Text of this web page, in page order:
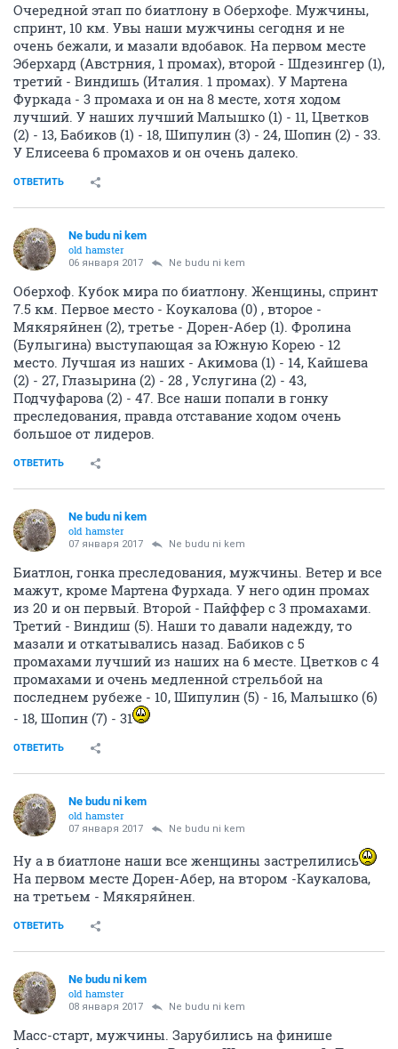
Очередной этап по биатлону в Оберхофе. Мужчины,
спринт, 10 км. Увы наши мужчины сегодня и не
очень бежали, и мазали вдобавок. На первом месте
Эберхард (Австрния, 1 промах), второй - Шдезингер (1),
третий - Виндишь (Италия. 1 промах). У Мартена
Фуркада - 3 промаха и он на 8 месте, хотя ходом
лучший. У наших лучший Малышко (1) - 11, Цветков
(2) - 13, Бабиков (1) - 18, Шипулин (3) - 24, Шопин (2) - 33.
У Елисеева 6 промахов и он очень далеко.
ОТВЕТИТЬ
Ne budu ni kem
old hamster
06 января 2017 Ne budu ni kem
Оберхоф. Кубок мира по биатлону. Женщины, спринт
7.5 км. Первое место - Коукалова (0) , второе -
Мякяряйнен (2), третье - Дорен-Абер (1). Фролина
(Булыгина) выступающая за Южную Корею - 12
место. Лучшая из наших - Акимова (1) - 14, Кайшева
(2) - 27, Глазырина (2) - 28 , Услугина (2) - 43,
Подчуфарова (2) - 47. Все наши попали в гонку
преследования, правда отставание ходом очень
большое от лидеров.
ОТВЕТИТЬ
Ne budu ni kem
old hamster
07 января 2017 Ne budu ni kem
Биатлон, гонка преследования, мужчины. Ветер и все
мажут, кроме Мартена Фурхада. У него один промах
из 20 и он первый. Второй - Пайффер с 3 промахами.
Третий - Виндиш (5). Наши то давали надежду, то
мазали и откатывались назад. Бабиков с 5
промахами лучший из наших на 6 месте. Цветков с 4
промахами и очень медленной стрельбой на
последнем рубеже - 10, Шипулин (5) - 16, Малышко (6)
- 18, Шопин (7) - 31
ОТВЕТИТЬ
Ne budu ni kem
old hamster
07 января 2017 Ne budu ni kem
Ну а в биатлоне наши все женщины застрелились
На первом месте Дорен-Абер, на втором -Каукалова,
на третьем - Мякяряйнен.
ОТВЕТИТЬ
Ne budu ni kem
old hamster
08 января 2017 Ne budu ni kem
Масс-старт, мужчины. Зарубились на финише